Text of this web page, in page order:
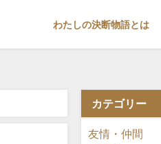
わたしの決断物語とは
性キャストの価値向上に貢献したい～
カテゴリー
友情・仲間